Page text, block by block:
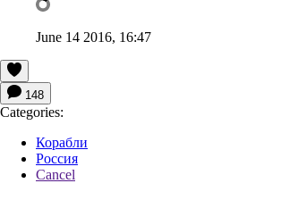
June 14 2016, 16:47
148
Categories:
Корабли
Россия
Cancel